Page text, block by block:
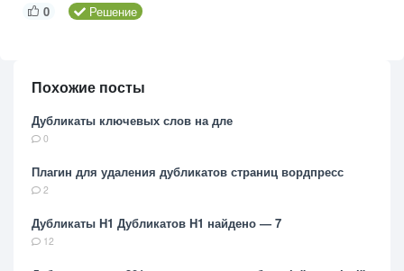
0 Решение
Похожие посты
Дубликаты ключевых слов на дле
0
Плагин для удаления дубликатов страниц вордпресс
2
Дубликаты H1 Дубликатов H1 найдено — 7
12